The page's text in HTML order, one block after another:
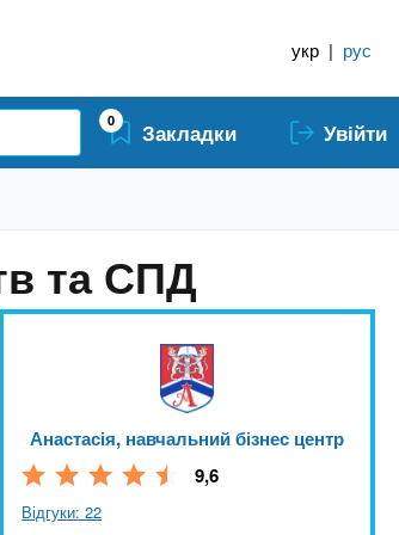
укр | рус
0 Закладки Увійти
та СПД
Анастасія, навчальний бізнес центр
9,6
Відгуки: 22